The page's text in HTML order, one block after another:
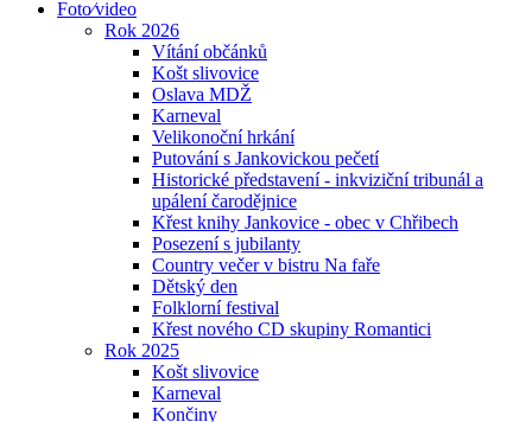
Foto⁄video
Rok 2026
Vítání občánků
Košt slivovice
Oslava MDŽ
Karneval
Velikonoční hrkání
Putování s Jankovickou pečetí
Historické představení - inkviziční tribunál a
upálení čarodějnice
Křest knihy Jankovice - obec v Chřibech
Posezení s jubilanty
Country večer v bistru Na faře
Dětský den
Folklorní festival
Křest nového CD skupiny Romantici
Rok 2025
Košt slivovice
Karneval
Končiny